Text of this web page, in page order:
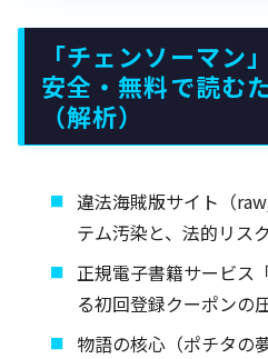
「チェンソーマン
安全・無料で読む
（解析）
違法海賊版サイト（
テム汚染と、法的リス
正規電子書籍サービス
る初回登録クーポンの
物語の核心（ポチタの